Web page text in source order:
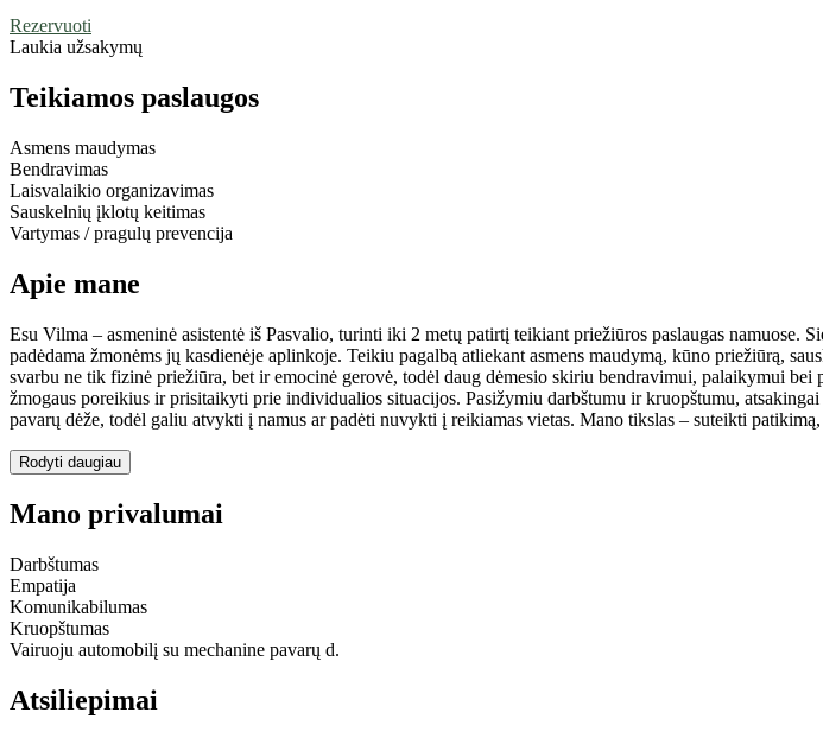
Rezervuoti
Laukia užsakymų
Teikiamos paslaugos
Asmens maudymas
Bendravimas
Laisvalaikio organizavimas
Sauskelnių įklotų keitimas
Vartymas / pragulų prevencija
Apie mane
Esu Vilma – asmeninė asistentė iš Pasvalio, turinti iki 2 metų patirtį teikiant priežiūros paslaugas
padėdama žmonėms jų kasdienėje aplinkoje. Teikiu pagalbą atliekant asmens maudymą, kūno priežiūrą,
svarbu ne tik fizinė priežiūra, bet ir emocinė gerovė, todėl daug dėmesio skiriu bendravimui, palaikymui
žmogaus poreikius ir prisitaikyti prie individualios situacijos. Pasižymiu darbštumu ir kruopštumu,
pavarų dėže, todėl galiu atvykti į namus ar padėti nuvykti į reikiamas vietas. Mano tikslas – suteikti
Rodyti daugiau
Mano privalumai
Darbštumas
Empatija
Komunikabilumas
Kruopštumas
Vairuoju automobilį su mechanine pavarų d.
Atsiliepimai